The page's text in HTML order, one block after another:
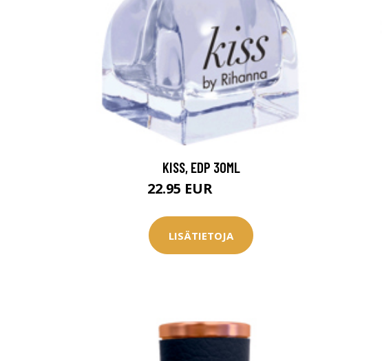
KISS, EDP 30ML
22.95 EUR
LISÄTIETOJA